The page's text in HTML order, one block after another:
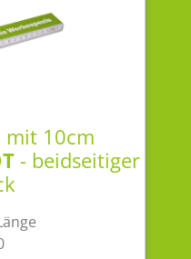
mit 10cm
- beidseitiger